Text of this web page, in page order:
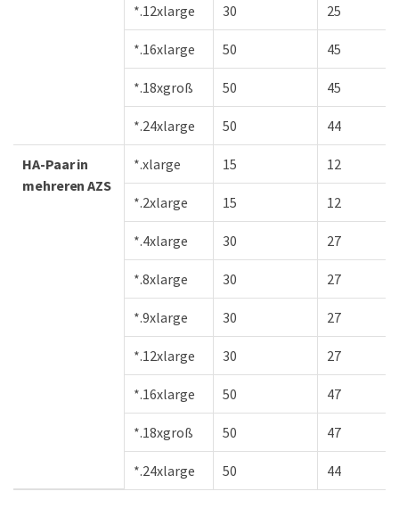
*.12xlarge 30 25
*.16xlarge 50 45
*.18xgroß 50 45
*.24xlarge 50 44
HA-Paar in
mehreren AZS
*.xlarge 15 12
*.2xlarge 15 12
*.4xlarge 30 27
*.8xlarge 30 27
*.9xlarge 30 27
*.12xlarge 30 27
*.16xlarge 50 47
*.18xgroß 50 47
*.24xlarge 50 44